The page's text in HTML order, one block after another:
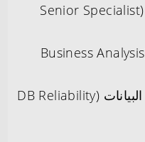
– أخصائي أول تحسين الخدمة (Senior Specialist
– أخصائي أول تحليل الأعمال (Business Analysis
– متخصص في موثوقية قواعد البيانات (DB Reliability